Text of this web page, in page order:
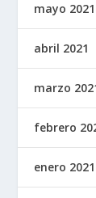
mayo 2021
abril 2021
marzo
febrero
enero 2021